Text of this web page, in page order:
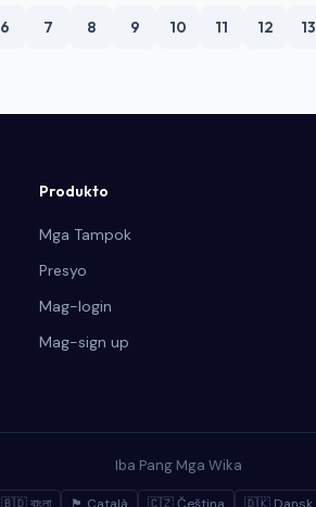
ng banner, pag-log ng audit, at mga
6 7 8 9 10 11 12 13
Produkto
Mga Tampok
Presyo
Mag-login
Mag-sign up
Iba Pang Mga Wika